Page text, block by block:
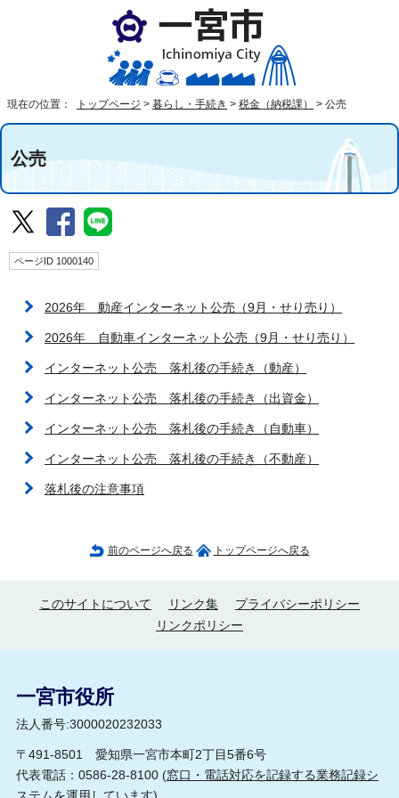
現在の位置： トップページ > 暮らし・手続き > 税金（納税課） > 公売
公売
ページID 1000140
2026年 動産インターネット公売（9月・せり売り）
2026年 自動車インターネット公売（9月・せり売り）
インターネット公売 落札後の手続き（動産）
インターネット公売 落札後の手続き（出資金）
インターネット公売 落札後の手続き（自動車）
インターネット公売 落札後の手続き（不動産）
落札後の注意事項
前のページへ戻る トップページへ戻る
このサイトについて リンク集
プライバシーポリシー
リンクポリシー
一宮市役所
法人番号:3000020232033
〒491-8501 愛知県一宮市本町2丁目5番6号
代表電話：0586-28-8100 (窓口・電話対応を記録する業務記録シ